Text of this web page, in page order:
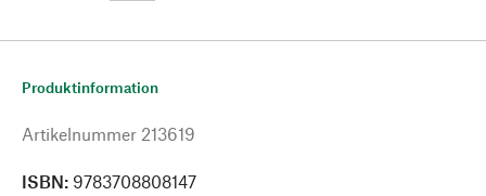
Produktinformation
Artikelnummer 213619
ISBN: 9783708808147